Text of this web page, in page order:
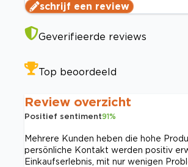
schrijf een review
Geverifieerde reviews
Top beoordeeld
Review overzicht
Positief sentiment91%
Mehrere Kunden heben die hohe
persönliche Kontakt werden positiv
Einkaufserlebnis, mit nur wenigen